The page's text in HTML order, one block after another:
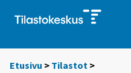
Etusivu > Tilastot >